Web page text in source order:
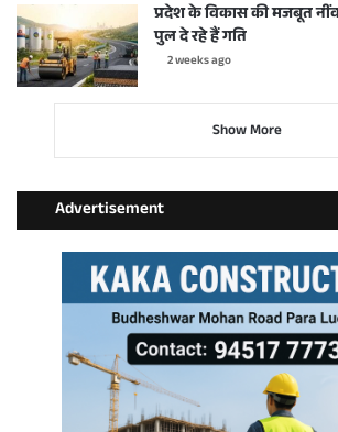
प्रदेश के विकास की मजबूत
पुल दे रहे हैं गति
2 weeks ago
Show More
Advertisement